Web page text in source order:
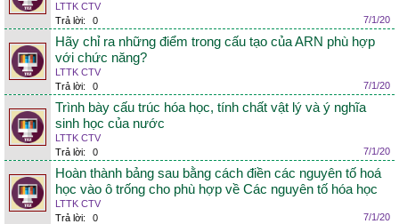
LTTK CTV
Trả lời:
0 7/1/20
Hãy chỉ ra những điểm trong cấu tạo của ARN phù hợp
với chức năng?
LTTK CTV
Trả lời:
0 7/1/20
Trình bày cấu trúc hóa học, tính chất vật lý và ý nghĩa
sinh học của nước
LTTK CTV
Trả lời:
0 7/1/20
Hoàn thành bảng sau bằng cách điền các nguyên tố hoá
học vào ô trống cho phù hợp về Các nguyên tố hóa học
LTTK CTV
Trả lời:
0 7/1/20